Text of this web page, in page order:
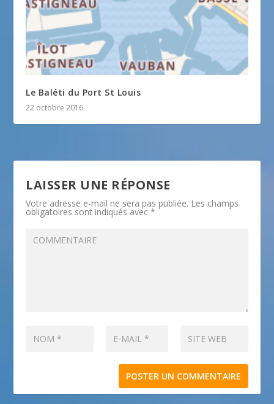
Le Baléti du Port St Louis
22 octobre 2016
LAISSER UNE RÉPONSE
Votre adresse e-mail ne sera pas publiée. Les champs
obligatoires sont indiqués avec*